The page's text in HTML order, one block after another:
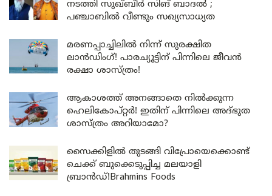
നടത്തി സുഖ്ബീർ സിങ് ബാദൽ ;
പഞ്ചാബിൽ വീണ്ടും സഖ്യസാധ്യത
മരണപ്പാച്ചിലിൽ നിന്ന് സുരക്ഷിത
ലാൻഡിംഗ്! പാരച്യൂട്ടിന് പിന്നിലെ ജീവൻ
രക്ഷാ ശാസ്ത്രം!
ആകാശത്ത് അനങ്ങാതെ നില്‍ക്കുന്ന
ഹെലികോപ്റ്റര്‍! ഇതിന് പിന്നിലെ അദ്ഭുത
ശാസ്ത്രം അറിയാമോ?
സൈക്കിളിൽ തുടങ്ങി വിപ്രോയെക്കൊണ്ട്
ചെക്ക് ബുക്കെടുപ്പിച്ച മലയാളി
ബ്രാൻഡ്!Brahmins Foods